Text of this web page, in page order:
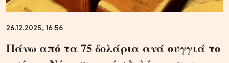
26.12.2025, 16:56
Πάνω από τα 75 δολάρια ανά ουγγιά το